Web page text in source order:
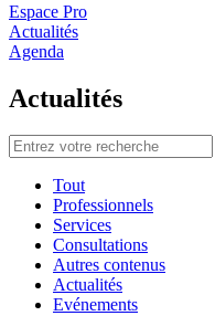
Espace Pro
Actualités
Agenda
Actualités
Tout
Professionnels
Services
Consultations
Autres contenus
Actualités
Evénements